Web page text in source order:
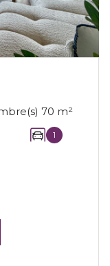
Appartement 4 pièce(s) 2 chambre(s) 70 m²
1